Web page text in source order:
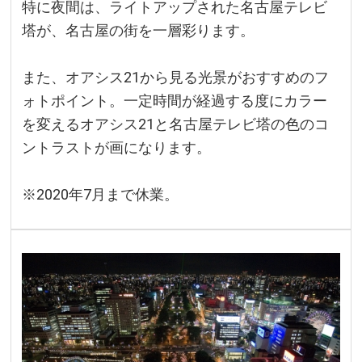
特に夜間は、ライトアップされた名古屋テレビ
塔が、名古屋の街を一層彩ります。
また、オアシス21から見る光景がおすすめのフ
ォトポイント。一定時間が経過する度にカラー
を変えるオアシス21と名古屋テレビ塔の色のコ
ントラストが画になります。
※2020年7月まで休業。